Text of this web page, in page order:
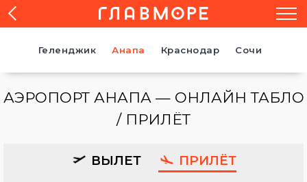
Геленджик Анапа Краснодар Сочи
АЭРОПОРТ АНАПА — ОНЛАЙН ТАБЛО
/ ПРИЛЁТ
ВЫЛЕТ ПРИЛЁТ